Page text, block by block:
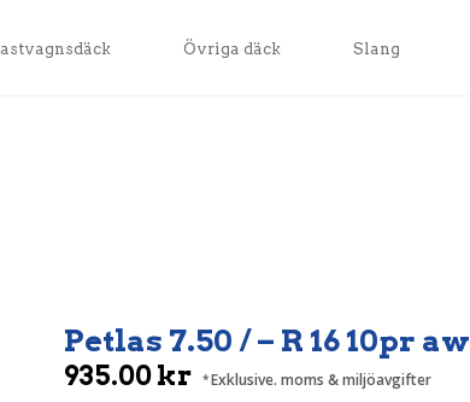
Övriga däck Slang
Petlas 7.50 / – R 16 10pr aw
935.00kr Exklusive. moms & miljöavgifter